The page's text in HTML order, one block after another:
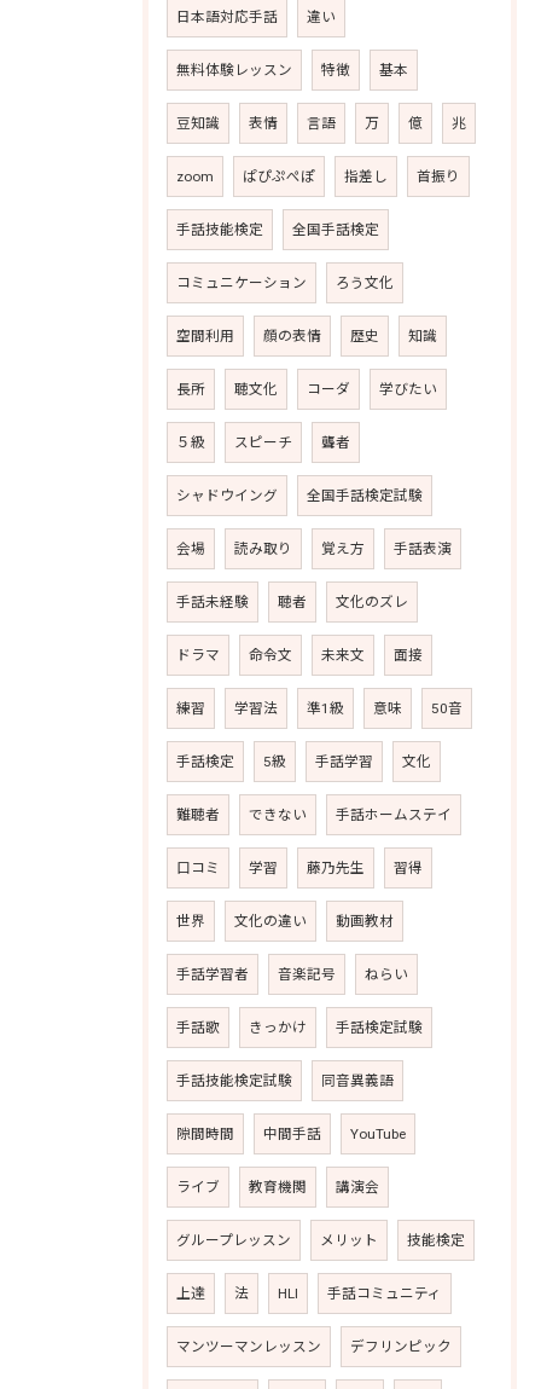
日本語対応手話 違い
無料体験レッスン 特徴 基本
豆知識 表情 言語 万 億 兆
zoom ぱぴぷぺぽ 指差し 首振り
手話技能検定 全国手話検定
コミュニケーション ろう文化
空間利用 顔の表情 歴史 知識
長所 聴文化 コーダ 学びたい
５級 スピーチ 聾者
シャドウイング 全国手話検定試験
会場 読み取り 覚え方 手話表演
手話未経験 聴者 文化のズレ
ドラマ 命令文 未来文 面接
練習 学習法 準1級 意味 50音
手話検定 5級 手話学習 文化
難聴者 できない 手話ホームステイ
口コミ 学習 藤乃先生 習得
世界 文化の違い 動画教材
手話学習者 音楽記号 ねらい
手話歌 きっかけ 手話検定試験
手話技能検定試験 同音異義語
隙間時間 中間手話 YouTube
ライブ 教育機関 講演会
グループレッスン メリット 技能検定
上達 法 HLI 手話コミュニティ
マンツーマンレッスン デフリンピック